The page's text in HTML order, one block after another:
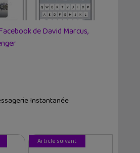
de David Marcus,
Instantanée
Article suivant